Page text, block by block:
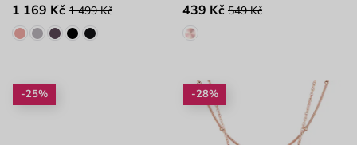
1 169 Kč 1 499 Kč 439 Kč 549 Kč
-25% -28%